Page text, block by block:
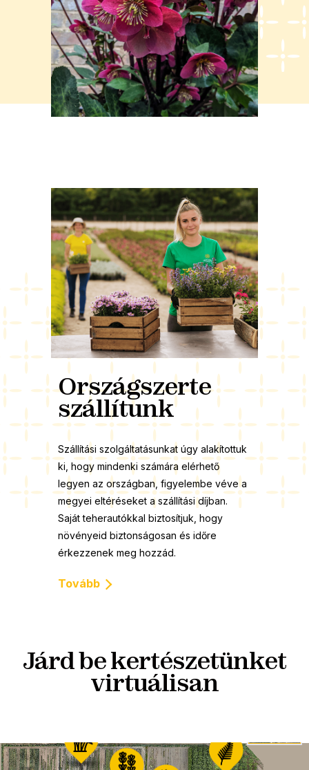
Országszerte
szállítunk
Szállítási szolgáltatásunkat úgy alakítottuk
ki, hogy mindenki számára elérhető
legyen az országban, figyelembe véve a
megyei eltéréseket a szállítási díjban.
Saját teherautókkal biztosítjuk, hogy
növényeid biztonságosan és időre
érkezzenek meg hozzád.
Tovább
Járd be kertészetünket
virtuálisan